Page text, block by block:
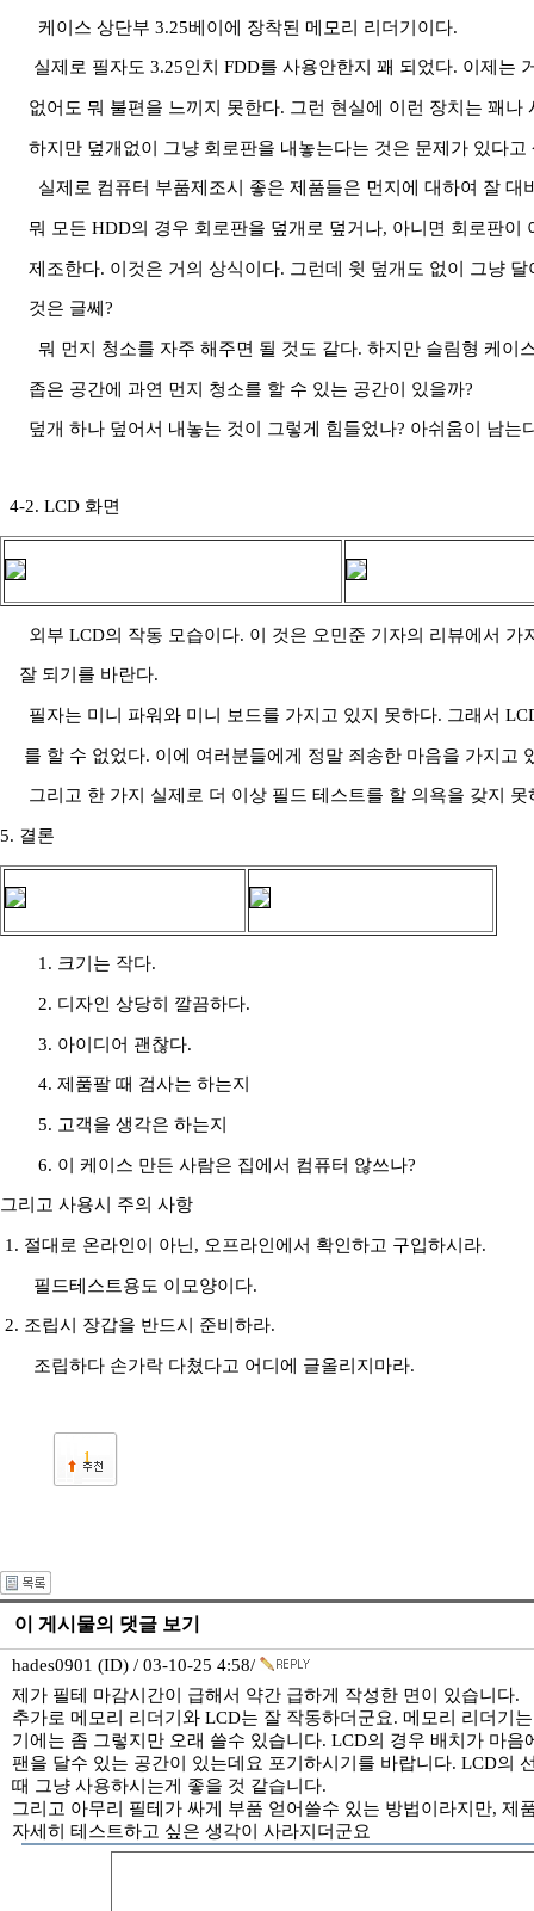
케이스 상단부 3.25베이에 장착된 메모리 리더기이다.
실제로 필자도 3.25인치 FDD를 사용안한지 꽤 되었다. 이제는
없어도 뭐 불편을 느끼지 못한다. 그런 현실에 이런 장치는 꽤나
하지만 덮개없이 그냥 회로판을 내놓는다는 것은 문제가 있다고
실제로 컴퓨터 부품제조시 좋은 제품들은 먼지에 대하여 잘 대
뭐 모든 HDD의 경우 회로판을 덮개로 덮거나, 아니면 회로판이
제조한다. 이것은 거의 상식이다. 그런데 윗 덮개도 없이 그냥 달
것은 글쎄?
뭐 먼지 청소를 자주 해주면 될 것도 같다. 하지만 슬림형 케이
좁은 공간에 과연 먼지 청소를 할 수 있는 공간이 있을까?
덮개 하나 덮어서 내놓는 것이 그렇게 힘들었나? 아쉬움이 남는
4-2. LCD 화면
외부 LCD의 작동 모습이다. 이 것은 오민준 기자의 리뷰에서 가
잘 되기를 바란다.
필자는 미니 파워와 미니 보드를 가지고 있지 못하다. 그래서
를 할 수 없었다. 이에 여러분들에게 정말 죄송한 마음을 가지고
그리고 한 가지 실제로 더 이상 필드 테스트를 할 의욕을 갖지 못
5. 결론
1. 크기는 작다.
2. 디자인 상당히 깔끔하다.
3. 아이디어 괜찮다.
4. 제품팔 때 검사는 하는지
5. 고객을 생각은 하는지
6. 이 케이스 만든 사람은 집에서 컴퓨터 않쓰나?
그리고 사용시 주의 사항
1. 절대로 온라인이 아닌, 오프라인에서 확인하고 구입하시라.
필드테스트용도 이모양이다.
2. 조립시 장갑을 반드시 준비하라.
조립하다 손가락 다쳤다고 어디에 글올리지마라.
1
이 게시물의 댓글 보기
hades0901 (ID) / 03-10-25 4:58/
제가 필테 마감시간이 급해서 약간 급하게 작성한 면이 있습니다.
추가로 메모리 리더기와 LCD는 잘 작동하더군요. 메모리 리더기
기에는 좀 그렇지만 오래 쓸수 있습니다. LCD의 경우 배치가 마
팬을 달수 있는 공간이 있는데요 포기하시기를 바랍니다. LCD의
때 그냥 사용하시는게 좋을 것 같습니다.
그리고 아무리 필테가 싸게 부품 얻어쓸수 있는 방법이라지만, 제
자세히 테스트하고 싶은 생각이 사라지더군요